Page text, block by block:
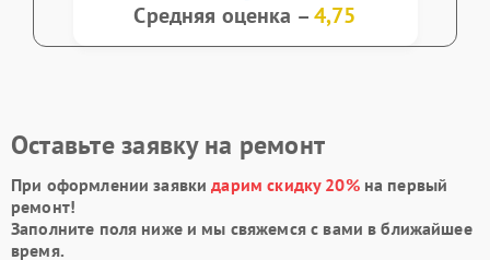
Средняя оценка –4,75
Оставьте заявку на ремонт
При оформлении заявкидарим скидку 20%на первый
ремонт!
Заполните поля ниже и мы свяжемся с вами в ближайшее
время.